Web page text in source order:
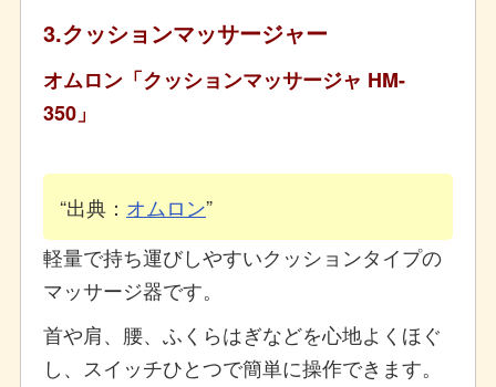
3.クッションマッサージャー
オムロン「クッションマッサージャ HM-
350」
出典： オムロン
軽量で持ち運びしやすいクッションタイプの
マッサージ器です。
首や肩、腰、ふくらはぎなどを心地よくほぐ
し、スイッチひとつで簡単に操作できます。